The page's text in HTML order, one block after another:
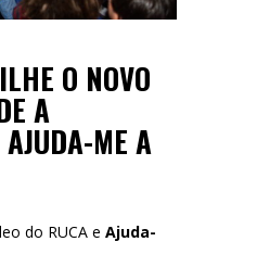
O NOVO
A
ME A
do RUCA e Ajuda-